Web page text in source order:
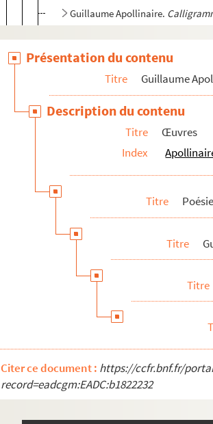
Guillaume Apollinaire.
4-MS-FS-17-0060. Guillaume
4-MS-FS-17-0061. Guillaume
Poèmes épistolaires
4-MS-FS-17-0063. Poésies érotiques
4-MS-FS-17-0064. Dossier
Textes et éditions érotiques
Cinéma
Critique littéraire
4-MS-FS-17-1378. Conférences
Manuscrits conservés
Publications d'œuvres
Bibliographie des œuvres
Présentation du contenu
Titre Guillaume
Description du contenu
Titre
Œuvres
Index
Titre
Titre
Titre
Citer ce document : https://ccfr.bnf.fr/
record=eadcgm:EADC:b1822232